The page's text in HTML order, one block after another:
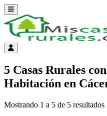
Abrir menú
Menú de cuenta
5 Casas Rurales
Habitación en
Mostrando 1 a 5 de 5 resultados